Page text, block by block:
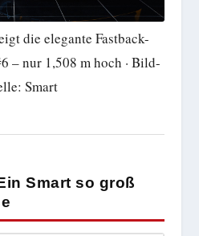
die elegante Fastback-
– nur 1,508 m hoch · Bild-
Smart
Smart so groß